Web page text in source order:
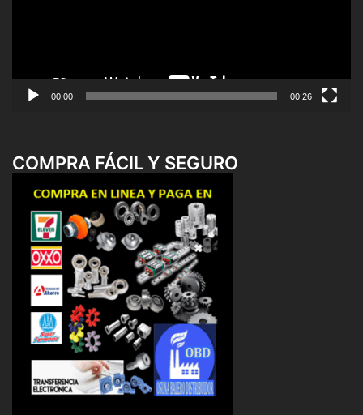
00:00 00:26
COMPRA FÁCIL Y SEGURO